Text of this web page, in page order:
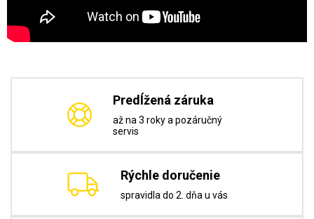
Predĺžená záruka
až na 3 roky a pozáručný
servis
Rýchle doručenie
spravidla do 2. dňa u vás